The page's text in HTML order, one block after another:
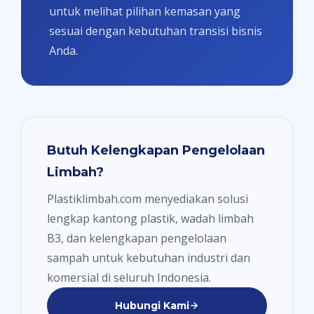
untuk melihat pilihan kemasan yang
sesuai dengan kebutuhan transisi bisnis
Anda.
Butuh Kelengkapan Pengelolaan
Limbah?
Plastiklimbah.com menyediakan solusi
lengkap kantong plastik, wadah limbah
B3, dan kelengkapan pengelolaan
sampah untuk kebutuhan industri dan
komersial di seluruh Indonesia.
Hubungi Kami